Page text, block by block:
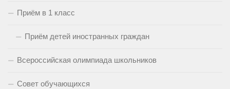
Приём в 1 класс
Приём детей иностранных граждан
Всероссийская олимпиада школьников
Совет обучающихся